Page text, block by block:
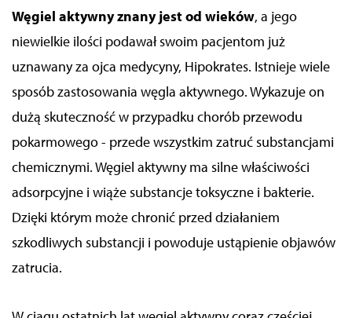
Węgiel aktywny znany jest od wieków, a jego
niewielkie ilości podawał swoim pacjentom już
uznawany za ojca medycyny, Hipokrates. Istnieje wiele
sposób zastosowania węgla aktywnego. Wykazuje on
dużą skuteczność w przypadku chorób przewodu
pokarmowego - przede wszystkim zatruć substancjami
chemicznymi. Węgiel aktywny ma silne właściwości
adsorpcyjne i wiąże substancje toksyczne i bakterie.
Dzięki którym może chronić przed działaniem
szkodliwych substancji i powoduje ustąpienie objawów
zatrucia.